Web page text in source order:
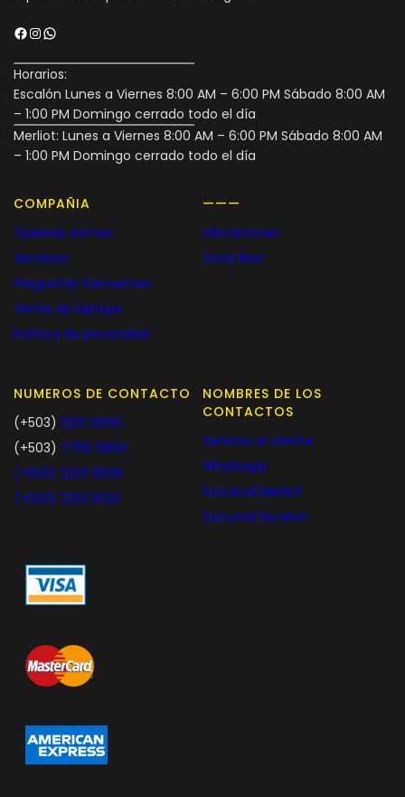
Facebook InstagramWhatsApp
Horarios:
Escalón Lunes a Viernes 8:00 AM – 6:00 PM Sábado 8:00 AM
– 1:00 PM Domingo cerrado todo el día
Merliot: Lunes a Viernes 8:00 AM – 6:00 PM Sábado 8:00 AM
– 1:00 PM Domingo cerrado todo el día
COMPAÑIA
Quienes somos
Servicios
Preguntas frecuentes
Venta de laptops
Política de privacidad
———
Ubicaciones
Zona Mac
NUMEROS DE CONTACTO
(+503) 2201 3000
(+503) 7755 0993
(+503) 2201 3009
(+503) 2201 3023
NOMBRES DE LOS
CONTACTOS
Servicio al cliente
Whatsapp
Sucursal Merliot
Sucursal Escalon